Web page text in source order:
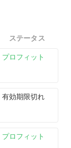
ステータス
プロフィット
有効期限切れ
プロフィット